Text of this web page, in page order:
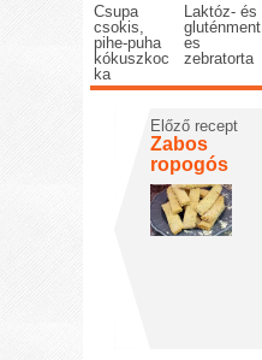
Csupa
csokis,
pihe-puha
kókuszkoc
ka
Laktóz- és
gluténment
es
zebratorta
Előző recept
Zabos
ropogós